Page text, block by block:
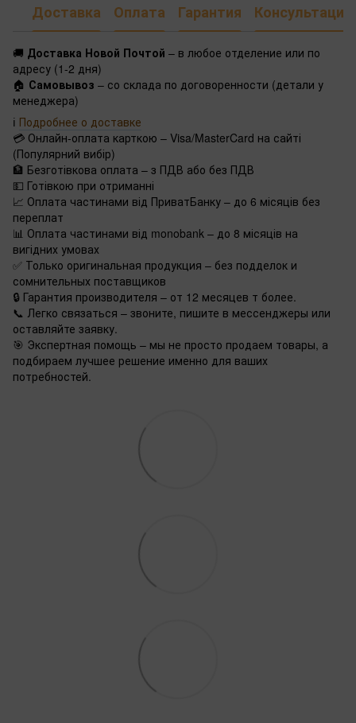
Доставка Оплата Гарантия Консультация
🚚 Доставка Новой Почтой – в любое отделение или по
адресу (1-2 дня)
🏠 Самовывоз – со склада по договоренности (детали у
менеджера)
ℹ️ Подробнее о доставке
💳 Онлайн-оплата карткою – Visa/MasterCard на сайті
(Популярний вибір)
🏦 Безготівкова оплата – з ПДВ або без ПДВ
💵 Готівкою при отриманні
📈 Оплата частинами від ПриватБанку – до 6 місяців без
переплат
📊 Оплата частинами від monobank – до 8 місяців на
вигідних умовах
✅ Только оригинальная продукция – без подделок и
сомнительных поставщиков
🔒 Гарантия производителя – от 12 месяцев т более.
📞 Легко связаться – звоните, пишите в мессенджеры или
оставляйте заявку.
🎯 Экспертная помощь – мы не просто продаем товары, а
подбираем лучшее решение именно для ваших
потребностей.